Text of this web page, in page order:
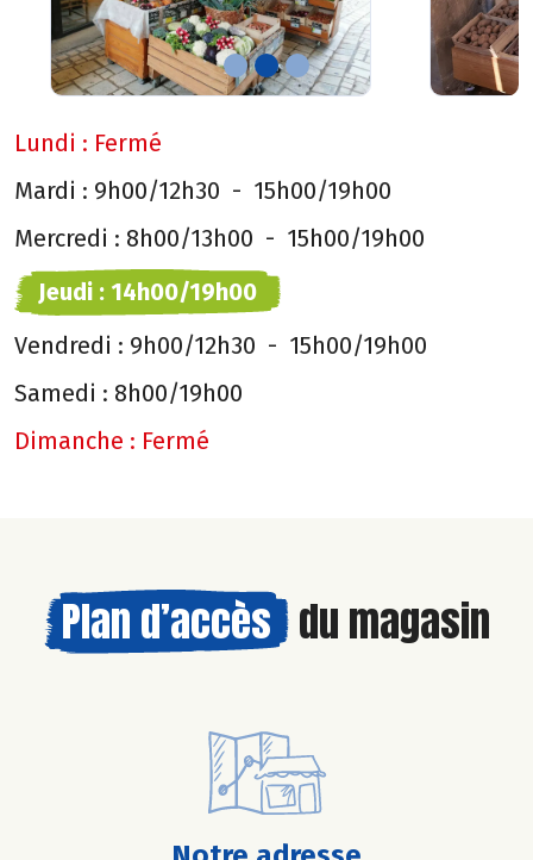
Lundi : Fermé
Mardi : 9h00/12h30 - 15h00/19h00
Mercredi : 8h00/13h00 - 15h00/19h00
Jeudi : 14h00/19h00
Vendredi : 9h00/12h30 - 15h00/19h00
Samedi : 8h00/19h00
Dimanche : Fermé
Plan d’accès du magasin